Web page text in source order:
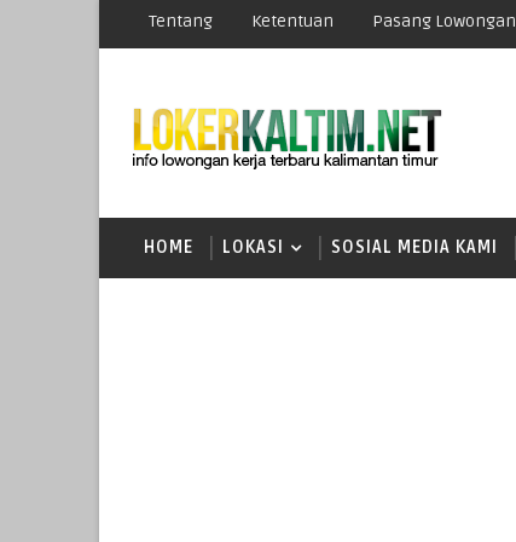
Tentang Ketentuan Pasang Lowongan
HOME LOKASI SOSIAL MEDIA KAMI